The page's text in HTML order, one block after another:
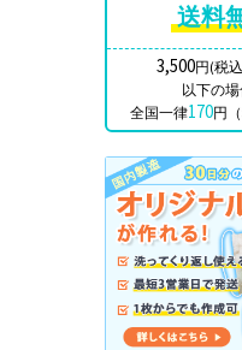
送料
3,500円(税
以下の
全国一律170円（